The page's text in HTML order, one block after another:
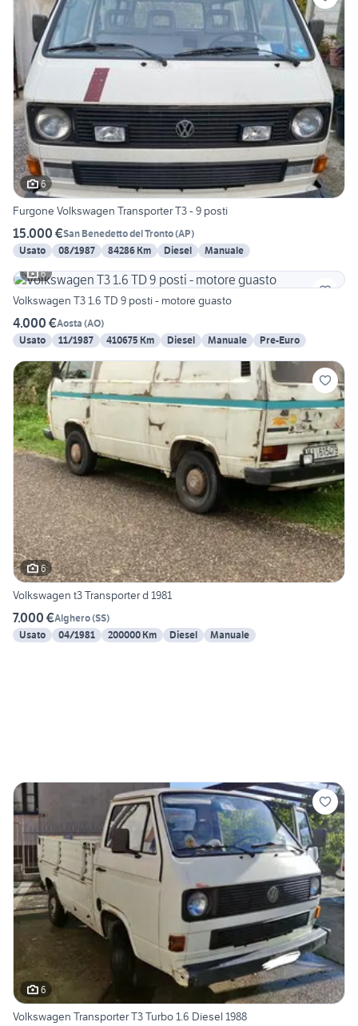
6
Furgone Volkswagen Transporter T3 - 9 posti
15.000 €San Benedetto del Tronto(AP)
Usato
08/1987 84286 Km Diesel
Manuale
6
Volkswagen T3 1.6 TD 9 posti - motore guasto
4.000 €Aosta (AO)
Usato
11/1987 410675 Km Diesel Manuale Pre-Euro
6
Volkswagen t3 Transporter d 1981
7.000 €Alghero(SS)
Usato
04/1981 200000 Km Diesel Manuale
6
Volkswagen Transporter T3 Turbo 1.6 Diesel 1988